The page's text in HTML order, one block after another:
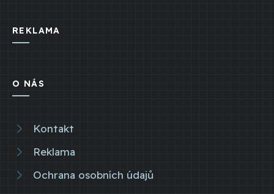
REKLAMA
O NÁS
Kontakt
Reklama
Ochrana osobních údajů